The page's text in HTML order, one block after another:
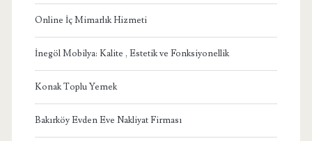
Online İç Mimarlık Hizmeti
İnegöl Mobilya: Kalite , Estetik ve Fonksiyonellik
Konak Toplu Yemek
Bakırköy Evden Eve Nakliyat Firması